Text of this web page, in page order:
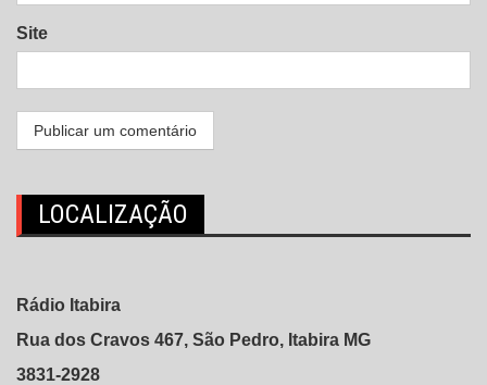
Site
LOCALIZAÇÃO
Rádio Itabira
Rua dos Cravos 467, São Pedro, Itabira MG
3831-2928